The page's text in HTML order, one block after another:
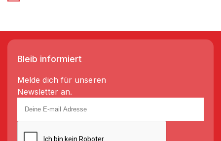
Bleib informiert
Melde dich für unseren
Newsletter an.